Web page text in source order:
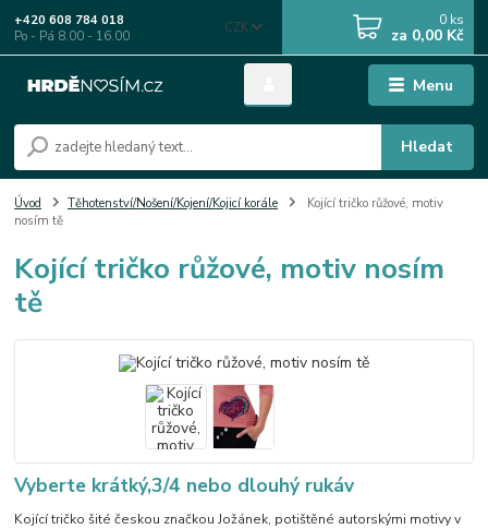
Menu
CZK
Hledat
+420 608 784 018
Po - Pá 8.00 - 16.00
0 ks
za 0,00 Kč
Úvod Těhotenství/Nošení/Kojení/Kojicí korále
Kojící tričko růžové, motiv
nosím tě
Kojící tričko růžové, motiv nosím
tě
Vyberte krátký,3/4 nebo dlouhý rukáv
Kojící tričko šité českou značkou Jožánek, potištěné autorskými motivy v